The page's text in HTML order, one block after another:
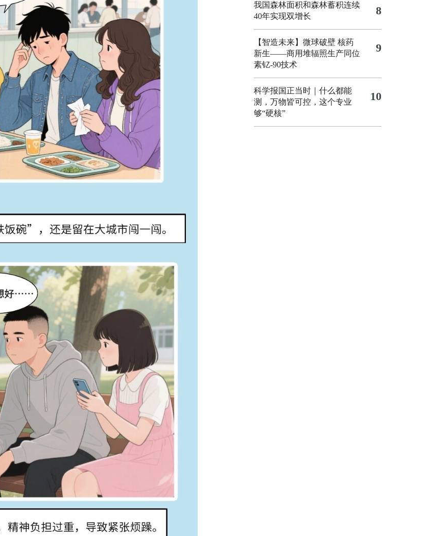
我国森林面积和森林蓄积连续
40年实现双增长
8
【智造未来】微球破壁 核药
新生——商用堆辐照生产同位
素钇-90技术
9
科学报国正当时｜什么都能
测，万物皆可控，这个专业
够“硬核”
10